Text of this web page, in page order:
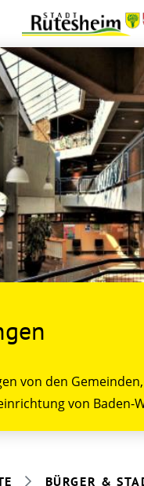
von den
von Baden-
BÜRGER &